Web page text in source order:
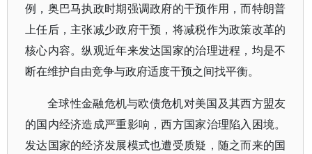
例，奥巴马执政时期强调政府的干预作用，而特朗普
上任后，主张减少政府干预，将减税作为政策改革的
核心内容。纵观近年来发达国家的治理进程，均是不
断在维护自由竞争与政府适度干预之间找平衡。
全球性金融危机与欧债危机对美国及其西方盟友
的国内经济造成严重影响，西方国家治理陷入困境。
发达国家的经济发展模式也遭受质疑，随之而来的国